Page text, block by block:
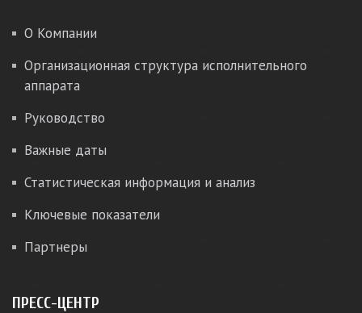
О Компании
Организационная структура исполнительного
аппарата
Руководство
Важные даты
Статистическая информация и анализ
Ключевые показатели
Партнеры
ПРЕСС-ЦЕНТР